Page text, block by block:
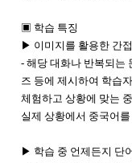
▣ 학습 특징
▶ 이미지를 활용한 간
- 해당 대화나 반복되는
즈 등에 제시하여 학습
체험하고 상황에 맞는
실제 상황에서 중국어
▶ 학습 중 언제든지 단